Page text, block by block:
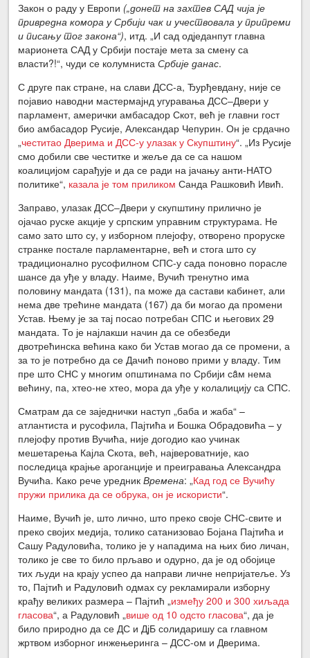
Закон о раду у Европи („донет на захтев САД чија је
привредна комора у Србији чак и учествовала у припреми
и писању тог закона“), итд. „И сад одједанпут главна
марионета САД у Србији постаје мета за смену са
власти?!“, чуди се колумнистаСрбије данас.
С друге пак стране, на слави ДСС-а, Ђурђевдану, није се
појавио наводни мастермајнд угуравања ДСС‒Двери у
парламент, амерички амбасадор Скот, већ је главни гост
био амбасадор Русије, Александар Чепурин. Он је срдачно
„честитао Дверима и ДСС-у улазак у Скупштину“. „Из Русије
смо добили све честитке и жеље да се са нашом
коалицијом сарађује и да се ради на јачању анти-НАТО
политике“, казала је том приликом Санда Рашковић Ивић.
Заправо, улазак ДСС‒Двери у скупштину прилично је
ојачао руске акције у српским управним структурама. Не
само зато што су, у изборном плејофу, отворено проруске
странке постале парламентарне, већ и стога што су
традиционално русофилном СПС-у сада поновно порасле
шансе да уђе у владу. Наиме, Вучић тренутно има
половину мандата (131), па може да састави кабинет, али
нема две трећине мандата (167) да би могао да промени
Устав. Њему је за тај посао потребан СПС и његових 29
мандата. То је најлакши начин да се обезбеди
двотрећинска већина како би Устав могао да се промени, а
за то је потребно да се Дачић поново прими у владу. Тим
пре што СНС у многим општинама по Србији сȃм нема
већину, па, хтео-не хтео, мора да уђе у колалицију са СПС.
Сматрам да се заједнички наступ „баба и жаба“ –
атлантиста и русофила, Пајтића и Бошка Обрадовића – у
плејофу против Вучића, није догодио као учинак
мешетарења Кајла Скота, већ, највероватније, као
последица крајње ароганције и преигравања Александра
Вучића. Како рече уредникВремена: „Кад год се Вучићу
пружи прилика да се обрука, он је искористи“.
Наиме, Вучић је, што лично, што преко своје СНС-свите и
преко својих медија, толико сатанизовао Бојана Пајтића и
Сашу Радуловића, толико је у нападима на њих био личан,
толико је све то било прљаво и одурно, да је од обојице
тих људи на крају успео да направи личне непријатеље. Уз
то, Пајтић и Радуловић одмах су рекламирали изборну
крађу великих размера – Пајтић „између 200 и 300 хиљада
гласова“, а Радуловић „више од 10 одсто гласова“, да је
било природно да се ДС и ДјБ солидаришу са главном
жртвом изборног инжењеринга – ДСС-ом и Дверима.